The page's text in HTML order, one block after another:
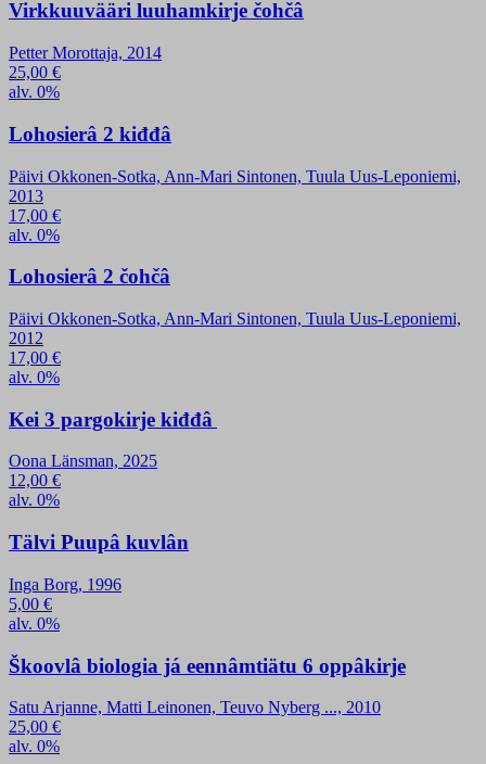
Virkkuuvääri luuhamkirje čohčâ
Petter Morottaja, 2014
25,00 €
alv. 0%
Lohosierâ 2 kiđđâ
Päivi Okkonen-Sotka, Ann-Mari Sintonen, Tuula Uus-Leponiemi,
2013
17,00 €
alv. 0%
Lohosierâ 2 čohčâ
Päivi Okkonen-Sotka, Ann-Mari Sintonen, Tuula Uus-Leponiemi,
2012
17,00 €
alv. 0%
Kei 3 pargokirje kiđđâ
Oona Länsman, 2025
12,00 €
alv. 0%
Tälvi Puupâ kuvlân
Inga Borg, 1996
5,00 €
alv. 0%
Škoovlâ biologia já eennâmtiätu 6 oppâkirje
Satu Arjanne, Matti Leinonen, Teuvo Nyberg ..., 2010
25,00 €
alv. 0%